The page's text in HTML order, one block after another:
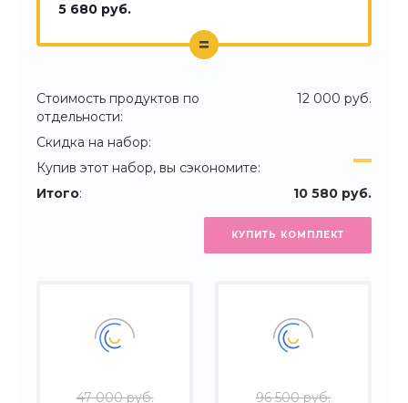
5 680 руб.
=
Стоимость продуктов по
отдельности:
12 000 руб.
Скидка на набор:
Купив этот набор, вы сэкономите:
Итого: 10 580 руб.
КУПИТЬ КОМПЛЕКТ
47 000 руб.
96 500 руб.